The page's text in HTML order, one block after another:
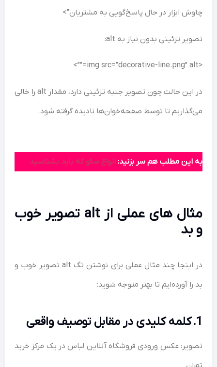
چاوش ابزار در حال پاسخ‌گویی به مشتریان”>
تصویر تزئینی بدون نیاز به alt:
<img src=”decorative-line.png” alt=””>
در این حالت چون تصویر جنبه تزئینی دارد، مقدار alt را خالی
می‌گذاریم تا توسط صفحه‌خوان‌ها نادیده گرفته شود.
به این مطلب هم سر بزنید: انواع سئو که باید بشناسید
مثال های عملی از alt تصویر خوب
و بد
در اینجا چند مثال عملی برای نوشتن تگ alt تصویر خوب و
بد را آورده‌ایم تا بهتر متوجه شوید:
1. کلمه کلیدی در مقابل توصیف واقعی
تصویر: عکس ورودی فروشگاه آنلاین لباس در یک مرکز خرید